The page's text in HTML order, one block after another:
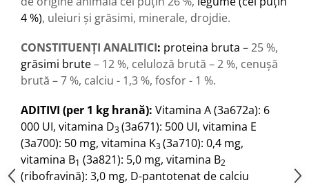
4 %), uleiuri și grăsimi, minerale, drojdie.
CONSTITUENȚI ANALITICI: proteina bruta – 25 %,
grăsimi brute– 12 %, celuloză brută – 2 %, cenuşă
brută – 7 %, calciu - 1,3 %, fosfor - 1 %.
ADITIVI (per 1 kg hrană): Vitamina A (3a672a): 6
000 UI, vitamina D3(3a671): 500 UI, vitamina E
(3a700): 50 mg, vitamina K3(3a710): 0,4 mg,
vitamina B1 (3a821): 5,0 mg, vitamina B2
(ribofravină): 3,0 mg, D-pantotenat de calciu